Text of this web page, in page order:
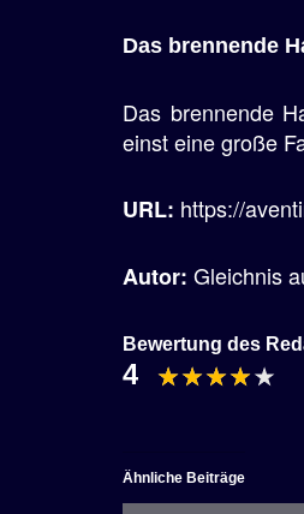
Das brennende
Das brennende
einst eine große
URL: https://
Autor: Gleichnis
Bewertung des
4
Ähnliche Beiträge